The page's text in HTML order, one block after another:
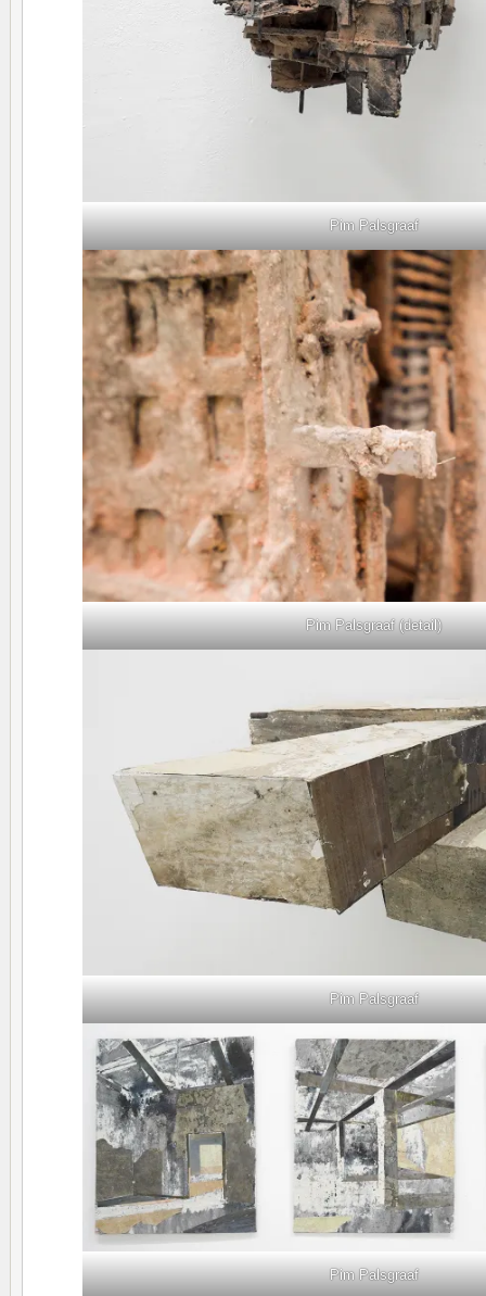
Pim Palsgraaf
Pim Palsgraaf (detail)
Pim Palsgraaf
Pim Palsgraaf